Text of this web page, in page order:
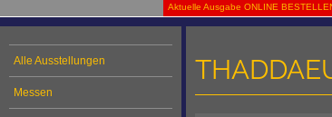
Aktuelle Ausgabe ONLINE
Alle Ausstellungen
Messen